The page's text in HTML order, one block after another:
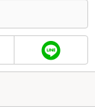
す。76名まで着席頂